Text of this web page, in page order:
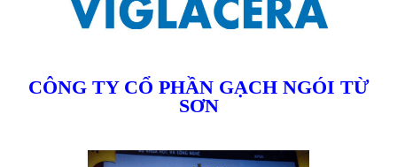
CÔNG TY CỔ PHẦN GẠCH NGÓI TỪ
SƠN